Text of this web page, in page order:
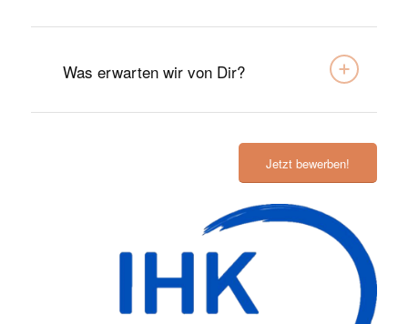
Was erwarten wir von Dir?
Jetzt bewerben!